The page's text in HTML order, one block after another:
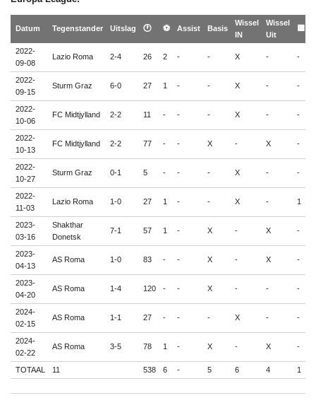
Datum Tegenstander Uitslag 🕐 ⚽ Assist Basis
Wissel
IN
Wissel
Uit
🟨
2022-
09-08
Lazio Roma 2-4 26 2 - - X - -
2022-
09-15
Sturm Graz 6-0 27 1 - - X - -
2022-
10-06
FC Midtjylland 2-2 11 - - - X - -
2022-
10-13
FC Midtjylland 2-2 77 - - X - X -
2022-
10-27
Sturm Graz 0-1 5 - - - X - -
2022-
11-03
Lazio Roma 1-0 27 1 - - X - 1
2023-
03-16
Shakthar
Donetsk
7-1 57 1 - X - X -
2023-
04-13
AS Roma 1-0 83 - - X - X -
2023-
04-20
AS Roma 1-4 120 - - X - - -
2024-
02-15
AS Roma 1-1 27 - - - X - -
2024-
02-22
AS Roma 3-5 78 1 - X - X -
TOTAAL 11 538 6 - 5 6 4 1